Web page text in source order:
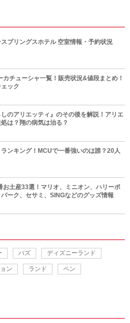
スプリングスホテル 空室情報・予約状況
カチューシャ一覧！販売状況&値段まとめ！
ック
しのアリエッティ』のその後を解説！アリエ
は？翔の病気は治る？
ンキング！MCUで一番強いのは誰？20人
お土産33選！マリオ、ミニオン、ハリーポ
ーク、セサミ、SINGなどのグッズ情報
バズ ディズニーランド
ン ランド ペン